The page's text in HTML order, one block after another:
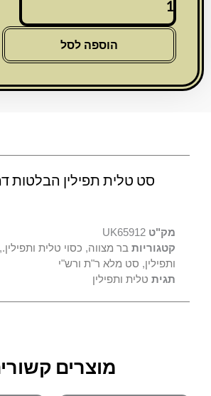
של
סט
תפילין
דמוי
הוספה לסל
סט טלית תפילין הבלטות
מק"ט UK65912
קטגוריות בר מצווה, כסוי טלית ותפילין.,
ותפילין, סט מלא ר"ת ורש"י
תגית טלית ותפילין
מוצרים
טווח
מחירים:
למוצר